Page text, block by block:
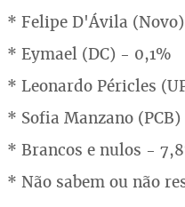
* Felipe D'Ávila
* Eymael (DC) - 0,1%
* Leonardo Péricles
* Sofia Manzano
* Brancos e nulos -
* Não sabem ou não